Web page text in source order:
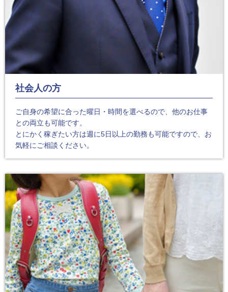
社会人の方
ご自身の希望に合った曜日・時間を選べるので、他のお仕事
との両立も可能です。
とにかく稼ぎたい方は週に5日以上の勤務も可能ですので、お
気軽にご相談ください。